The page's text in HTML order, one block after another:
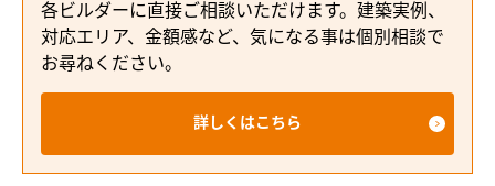
各ビルダーに直接ご相談いただけます。建築実例、
対応エリア、金額感など、気になる事は個別相談で
お尋ねください。
詳しくはこちら